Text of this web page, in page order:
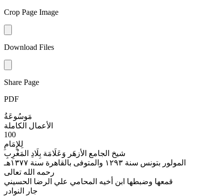
Crop Page Image
Download Files
Share Page
PDF
مَوسُوعَةُ
الأعمال الكاملة
100
لِلإِمَامِ
شيخ الجامع الأزهَر وَعَلَامَة بِلَادِ المَغْرِبِ
المولور بتونس سنة ١٢٩٣ والمتوفى بالقاهرة سنة ١٣٧٧هـ
رحمه الله تعالى
قمعها وضبطها ابن أخيه المحامي علي الرضا الحسيني
جار النوادر